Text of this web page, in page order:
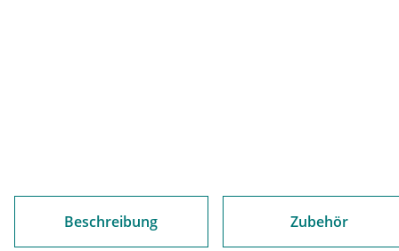
Beschreibung Zubehör